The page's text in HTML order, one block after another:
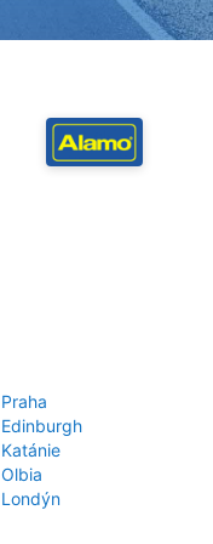
Praha
Edinburgh
Katánie
Olbia
Londýn